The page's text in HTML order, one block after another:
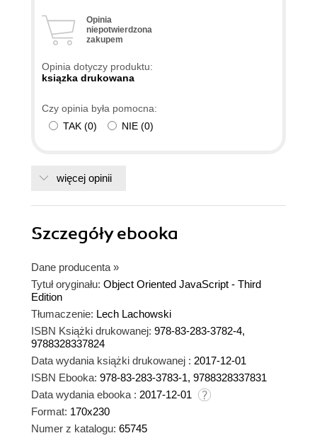
Opinia
niepotwierdzona
zakupem
Opinia dotyczy produktu:
ksiązka drukowana
Czy opinia była pomocna:
TAK (0) NIE (0)
więcej opinii
Szczegółyebooka
Dane producenta »
Tytuł oryginału: Object Oriented JavaScript - Third
Edition
Tłumaczenie: Lech Lachowski
ISBN Książki drukowanej: 978-83-283-3782-4,
9788328337824
Data wydania książki drukowanej : 2017-12-01
ISBN Ebooka: 978-83-283-3783-1, 9788328337831
Data wydania ebooka : 2017-12-01
Format: 170x230
Numer z katalogu: 65745